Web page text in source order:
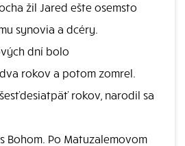
žil Jared ešte osemsto
synovia a dcéry.
dní bolo
rokov a potom zomrel.
rokov, narodil sa
Bohom. Po Matuzalemovom